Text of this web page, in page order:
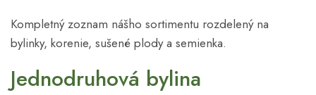
Kompletný zoznam nášho sortimentu rozdelený na
bylinky, korenie, sušené plody a semienka.
Jednodruhová bylina